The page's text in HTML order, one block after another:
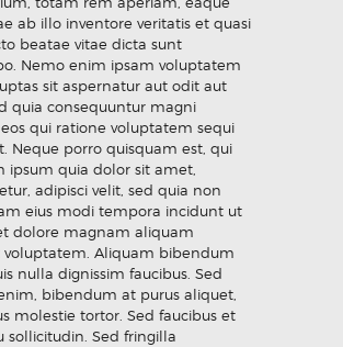
ab illo inventore veritatis et quasi
beatae vitae dicta sunt
Nemo enim ipsam voluptatem
sit aspernatur aut odit aut
quia consequuntur magni
qui ratione voluptatem sequi
Neque porro quisquam est, qui
ipsum quia dolor sit amet,
adipisci velit, sed quia non
eius modi tempora incidunt ut
dolore magnam aliquam
voluptatem. Aliquam bibendum
nulla dignissim faucibus. Sed
bibendum at purus aliquet,
molestie tortor. Sed faucibus et
sollicitudin. Sed fringilla